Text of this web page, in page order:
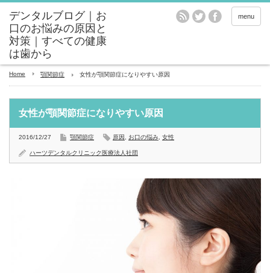
menu
Home 顎関節症 女性が顎関節症になりやすい原因
女性が顎関節症になりやすい原因
2016/12/27 顎関節症 原因 お口の悩み 女性
ハーツデンタルクリニック医療法人社団